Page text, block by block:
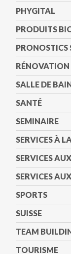
PHYGITAL
PRODUITS
PRONOSTICS
RÉNOVATION
SALLE DE
SANTÉ
SEMINAIRE
SERVICES À
SERVICES
SERVICES
SPORTS
SUISSE
TEAM
TOURISME